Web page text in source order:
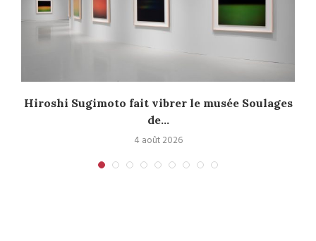
Hiroshi Sugimoto fait vibrer le musée Soulages
de...
4 août 2026